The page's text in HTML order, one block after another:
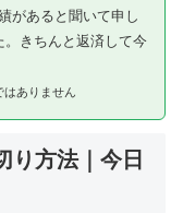
があると聞いて申し
きちんと返済して今
ありません
り方法｜今日